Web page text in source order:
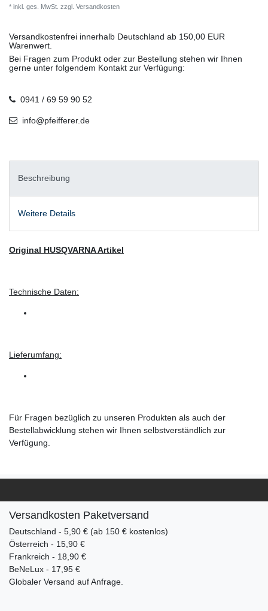
* inkl. ges. MwSt. zzgl. Versandkosten
Versandkostenfrei innerhalb Deutschland ab 150,00 EUR
Warenwert.
Bei Fragen zum Produkt oder zur Bestellung stehen wir Ihnen
gerne unter folgendem Kontakt zur Verfügung:
0941 / 69 59 90 52
info@pfeifferer.de
Beschreibung
Weitere Details
Original HUSQVARNA Artikel
Technische Daten:
Lieferumfang:
Für Fragen bezüglich zu unseren Produkten als auch der
Bestellabwicklung stehen wir Ihnen selbstverständlich zur
Verfügung.
Versandkosten Paketversand
Deutschland - 5,90 € (ab 150 € kostenlos)
Österreich - 15,90 €
Frankreich - 18,90 €
BeNeLux - 17,95 €
Globaler Versand auf Anfrage.